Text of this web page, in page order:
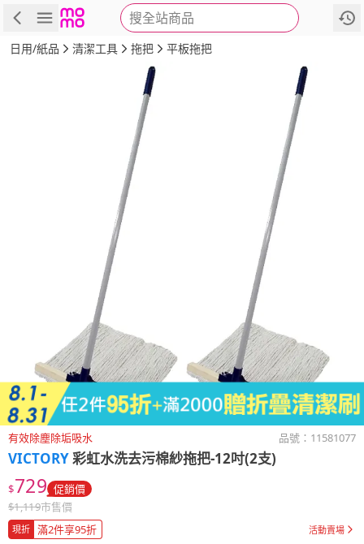
搜全站商品
商品 評價 詳情
日用/紙品 清潔工具 拖把 平板拖把
有效除塵除垢吸水 品號： 11581077
VICTORY彩虹水洗去污棉紗拖把-12吋(2支)
$729 促銷價
$1,119市售價
現折 滿2件享95折 活動賣場